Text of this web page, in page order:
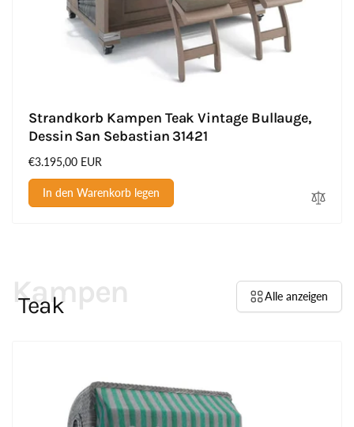
Strandkorb Kampen Teak Vintage Bullauge,
Dessin San Sebastian 31421
Normaler
Preis
€3.195,00 EUR
In den Warenkorb legen
Kampen
Teak Alle anzeigen